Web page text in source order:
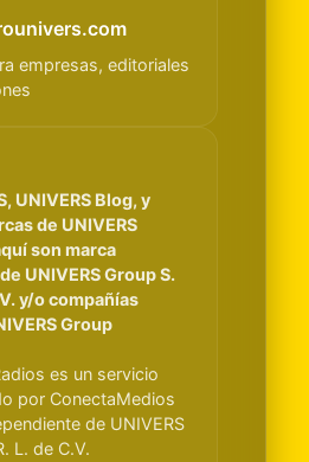
empresas, editoriales
UNIVERS Blog, y
de UNIVERS
son marca
UNIVERS Group S.
y/o compañías
Group
es un servicio
por ConectaMedios
de UNIVERS
L. de C.V.